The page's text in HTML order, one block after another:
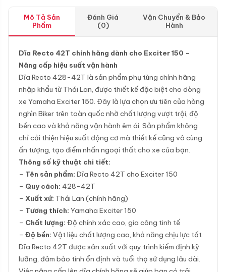
Mô Tả Sản
Phẩm
Đánh Giá
(0)
Vận Chuyển & Bảo
Hành
Dĩa Recto 42T chính hãng dành cho Exciter 150 –
Nâng cấp hiệu suất vận hành
Dĩa Recto 428-42T là sản phẩm phụ tùng chính hãng
nhập khẩu từ Thái Lan, được thiết kế đặc biệt cho dòng
xe Yamaha Exciter 150. Đây là lựa chọn ưu tiên của hàng
nghìn Biker trên toàn quốc nhờ chất lượng vượt trội, độ
bền cao và khả năng vận hành êm ái. Sản phẩm không
chỉ cải thiện hiệu suất động cơ mà thiết kế cũng vô cùng
ấn tượng, tạo điểm nhấn ngoại thất cho xe của bạn.
Thông số kỹ thuật chi tiết:
– Tên sản phẩm: Dĩa Recto 42T cho Exciter 150
– Quy cách: 428-42T
– Xuất xứ: Thái Lan (chính hãng)
– Tương thích: Yamaha Exciter 150
– Chất lượng: Độ chính xác cao, gia công tinh tế
– Độ bền: Vật liệu chất lượng cao, khả năng chịu lực tốt
Dĩa Recto 42T được sản xuất với quy trình kiểm định kỹ
lưỡng, đảm bảo tính ổn định và tuổi thọ sử dụng lâu dài.